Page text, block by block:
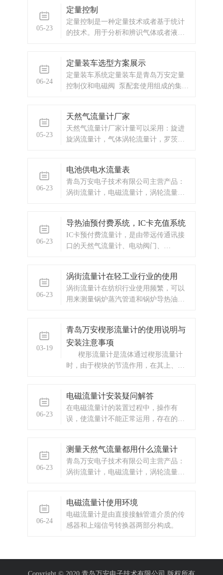
互利的合作关系。 我公司拥有专
业...
05-23
定量控制
定量控制是一种定量技术或者基于统计
的技术。用于分析和辨识气体或者液体
的是运行过程中响应时间、吞吐量等指
标的变化。定量控制系统不仅可以计量
瞬时流量和累积总量，配合流量定量控
按启动键就可以了，达到预设量，阀门
和泵自动关闭。青岛万安HY系列流量定
量控制仪与流量传感器及控制流量通断
起，组成完整的流量定量控制系统。定
量控制特点：1、输入信号分...
06-24
定量装车选型方案展示
定量装车系统定量装车是青岛万安定量
控制仪和电磁阀 泵配套使用组成的集成
05-23
天然气流量计厂家
天然气流量计厂家计量可以采用：旋进
旋涡流量计，气体涡轮流量计，罗茨
概述WF-LWQ-C气体涡轮流量计是一种
新型的速度式仪表。它具有精度高，重
复性好，结构简单，耐高压，体积小，
温度，压力检测功能于一体，并能进行
温度，压力，压缩因子自动补偿。是石
油，化工，电力，工业锅炉等工业，行
站封闭管道低粘度气体的体积流量和总
量及燃气热计量的理想气体流量...
06-23
电池供电水流量表
青岛万安电子技术有限公司主营产品：
涡街流量计，电磁流量计，涡轮流量
等，以及承接电气自动化项目。欢迎来
电咨询。
06-23
导热油预付费系统，IC卡充值系统
IC卡预付费流量计，是由带远传通讯接
口的天然气流量计、电动阀门、
系统软件组成。
06-23
涡街流量计在轻工业行业的使用
涡街流量计在纺织行业使用频繁，可以
用来测量锅炉蒸汽管道和锅炉导热油管
03-19
青岛万安楔形流量计的使用说明与
安装注意事项
楔形流量计是流体通过楔形流量计
时，由于楔块的节流作用，在其上、下
出，送至差压变送器转变为电信号输
出，再经过专用智能流量积算仪运算
后，即可获知流量值。
06-23
电磁流量计安装疑问解答
在电磁流量计的装置过程中，操作有
误，使流量计不能正常运用，存在的疑
量管道之间的信号电缆时，接线处屏蔽
层的剥离长度也有清晰的要求，如果不
按要求操作，就可能出现干扰的状况，
06-23
测量天然气流量都用什么流量计
青岛万安电子技术有限公司主营产品：
涡街流量计，电磁流量计，涡轮流量
等，以及承接电气自动化项目。
06-24
电磁流量计使用环境
电磁流量计是由直接接触管道介质的传
感器和上端信号转换器两部分构成。